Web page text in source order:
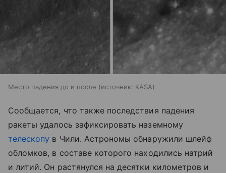
Место падения до и после источник: KASA
Сообщается, что также последствия падения
ракеты удалось зафиксировать наземному
телескопу в Чили. Астрономы обнаружили шлейф
обломков, в составе которого находились натрий
и литий. Он растянулся на десятки километров и